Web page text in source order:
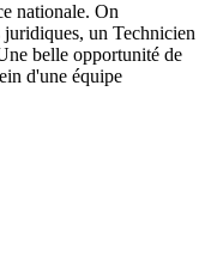
nationale. On
juridiques, un Technicien
belle opportunité de
d'une équipe